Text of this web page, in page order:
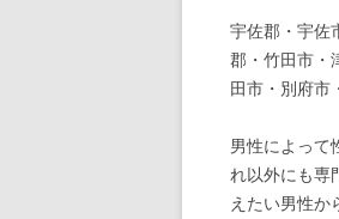
宇佐郡・宇佐
郡・竹田市・
田市・別府市
男性によって
れ以外にも専
えたい男性か